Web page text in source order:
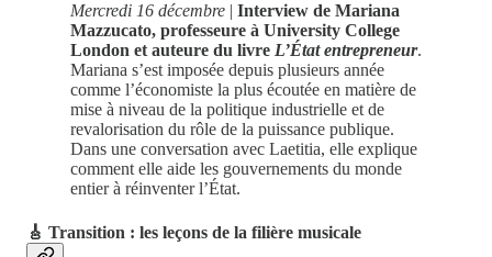
Mercredi 16 décembre | Interview de Mariana
Mazzucato, professeure à University College
London et auteure du livre L’État entrepreneur.
Mariana s’est imposée depuis plusieurs année
comme l’économiste la plus écoutée en matière de
mise à niveau de la politique industrielle et de
revalorisation du rôle de la puissance publique.
Dans une conversation avec Laetitia, elle explique
comment elle aide les gouvernements du monde
entier à réinventer l’État.
🎸 Transition : les leçons de la filière musicale